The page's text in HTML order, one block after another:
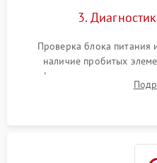
3.
Проверка блока питания
наличие пробитых
форматирования,
картриджа и оптопар